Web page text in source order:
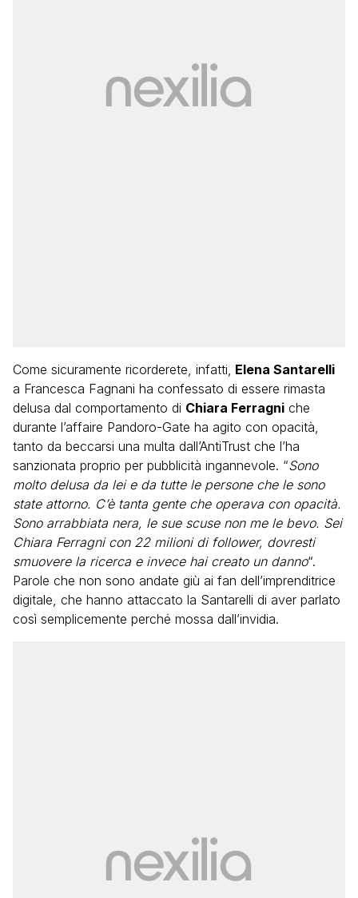
Come sicuramente ricorderete, infatti, Elena Santarelli
a Francesca Fagnani ha confessato di essere rimasta
delusa dal comportamento di Chiara Ferragni che
durante l’affaire Pandoro-Gate ha agito con opacità,
tanto da beccarsi una multa dall’AntiTrust che l’ha
sanzionata proprio per pubblicità ingannevole. “Sono
molto delusa da lei e da tutte le persone che le sono
state attorno. C’è tanta gente che operava con opacità.
Sono arrabbiata nera, le sue scuse non me le bevo. Sei
Chiara Ferragni con 22 milioni di follower, dovresti
smuovere la ricerca e invece hai creato un danno“.
Parole che non sono andate giù ai fan dell’imprenditrice
digitale, che hanno attaccato la Santarelli di aver parlato
così semplicemente perché mossa dall’invidia.